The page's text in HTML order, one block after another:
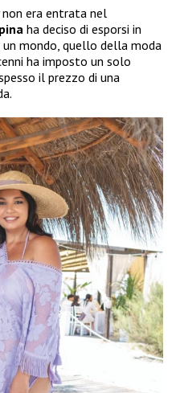
non era entrata nel
ha deciso di esporsi in
mondo, quello della moda
ha imposto un solo
il prezzo di una